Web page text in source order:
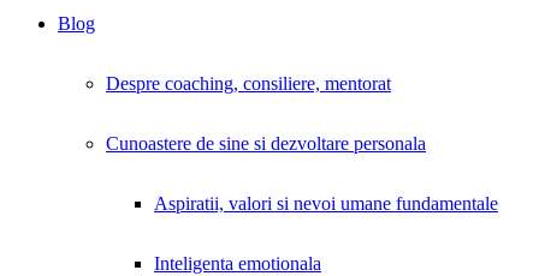
Blog
Despre coaching, consiliere, mentorat
Cunoastere de sine si dezvoltare personala
Aspiratii, valori si nevoi umane fundamentale
Inteligenta emotionala